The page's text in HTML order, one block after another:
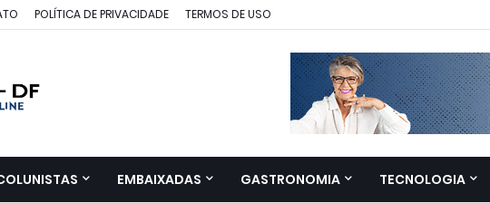
POLÍTICA DE PRIVACIDADE TERMOS DE USO
EMBAIXADAS GASTRONOMIA TECNOLOGIA